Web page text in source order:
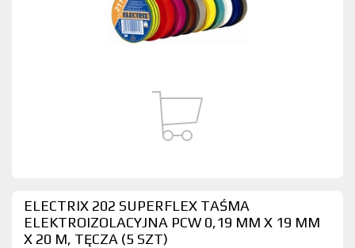
ELECTRIX 202 SUPERFLEX TAŚMA
ELEKTROIZOLACYJNA PCW 0,19 MM X 19 MM
X 20 M, TĘCZA (5 SZT)